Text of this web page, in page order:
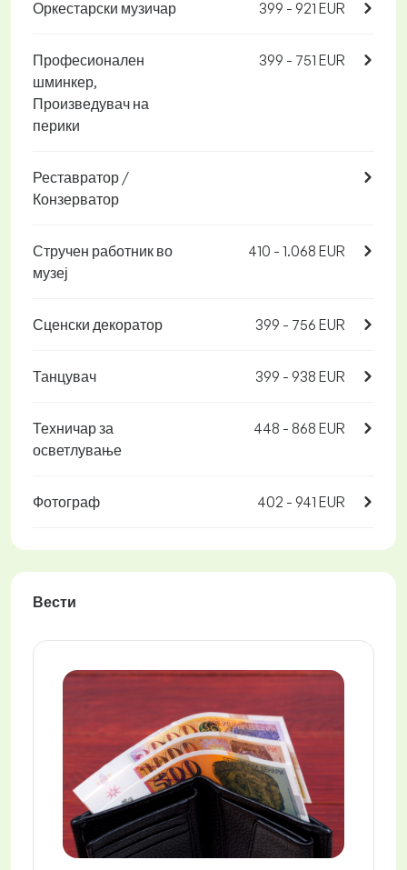
Оркестарски музичар 399 - 921 EUR
Професионален
шминкер,
Произведувач на
перики
399 - 751 EUR
Реставратор /
Конзерватор
Стручен работник во
музеј
410 - 1.068 EUR
Сценски декоратор 399 - 756 EUR
Танцувач 399 - 938 EUR
Техничар за
осветлување
448 - 868 EUR
Фотограф 402 - 941 EUR
Вести